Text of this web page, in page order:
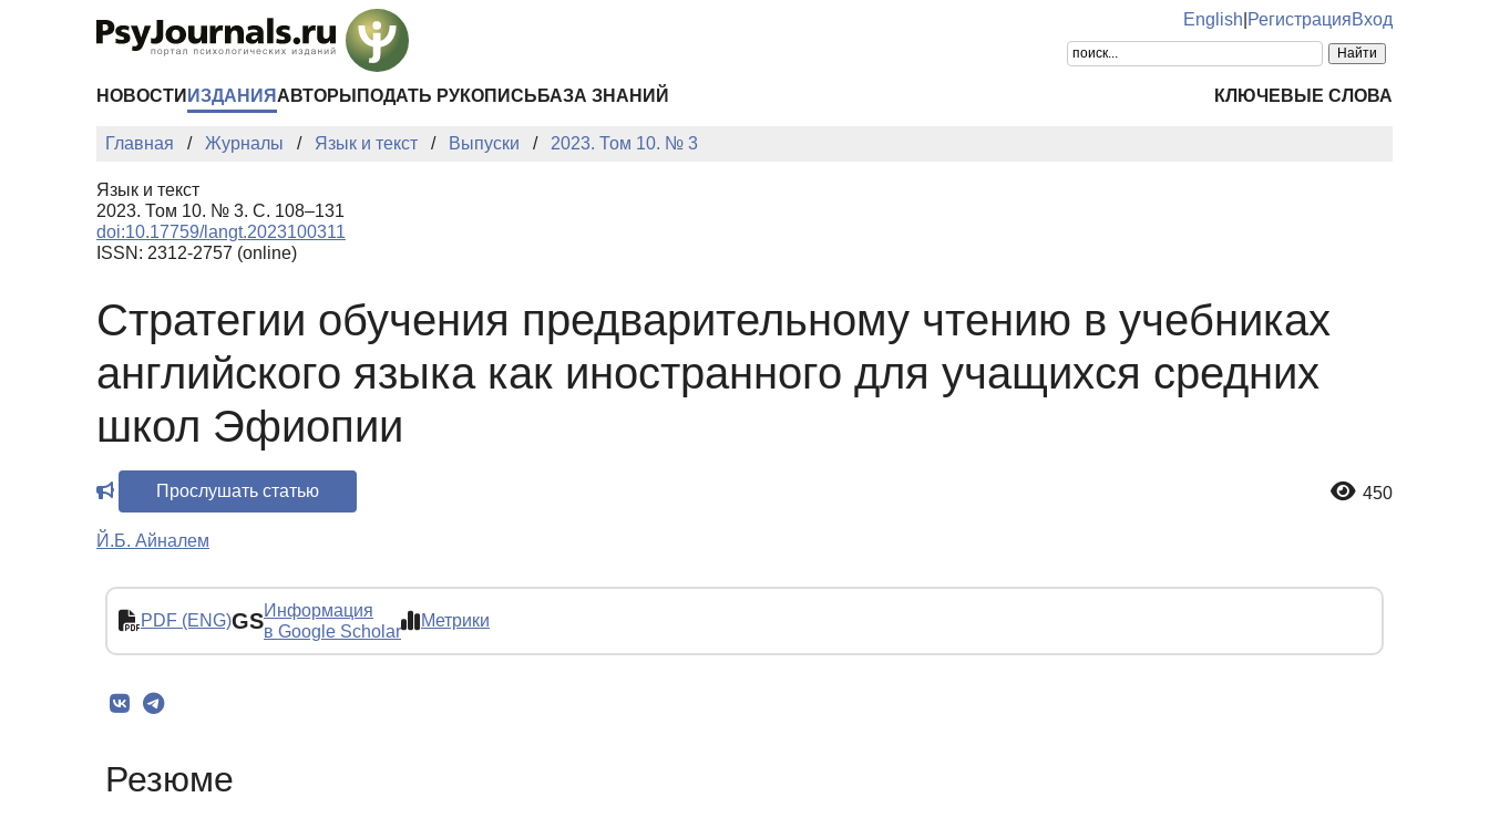
English РегистрацияВход
НОВОСТИ ИЗДАНИЯ АВТОРЫ ПОДАТЬ РУКОПИСЬ БАЗА ЗНАНИЙ КЛЮЧЕВЫЕ СЛОВА
Главная Журналы Язык и текст Выпуски 2023. Том 10. № 3
Язык и текст
2023. Том 10. № 3. С. 108–131
doi:10.17759/langt.2023100311
ISSN: 2312-2757 (online)
Стратегии обучения предварительному чтению в учебниках
английского языка как иностранного для учащихся средних
школ Эфиопии
Прослушать статью 450
Й.Б. Айналем
PDF (ENG)GSИнформация
в Google Scholar
Метрики
Резюме